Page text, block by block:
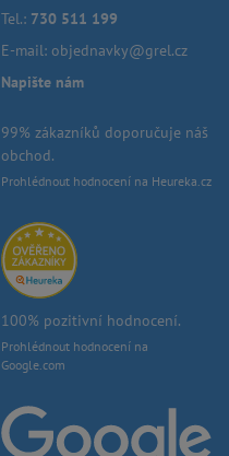
Tel.: 730 511 199
E-mail: objednavky@grel.cz
Napište nám
99% zákazníků doporučuje náš
obchod.
Prohlédnout hodnocení na Heureka.cz
100% pozitivní hodnocení.
Prohlédnout hodnocení na
Google.com